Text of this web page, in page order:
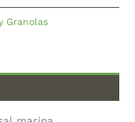
Granolas